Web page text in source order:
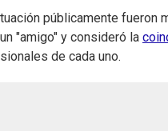
públicamente fueron
"amigo" y consideró la
de cada uno.